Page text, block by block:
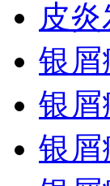
皮
银屑
银屑
银屑